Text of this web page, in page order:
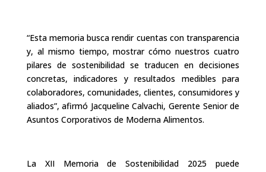
“Esta memoria busca rendir cuentas con transparencia
y, al mismo tiempo, mostrar cómo nuestros cuatro
pilares de sostenibilidad se traducen en decisiones
concretas, indicadores y resultados medibles para
colaboradores, comunidades, clientes, consumidores y
aliados”, afirmó Jacqueline Calvachi, Gerente Senior de
Asuntos Corporativos de Moderna Alimentos.
La XII Memoria de Sostenibilidad 2025 puede